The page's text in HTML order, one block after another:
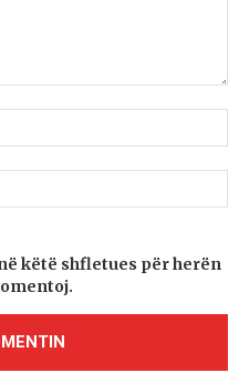
këtë shfletues për herën